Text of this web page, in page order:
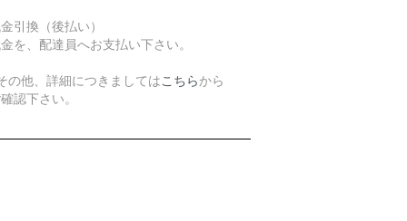
金引換（後払い）
を、配達員へお支払い下さい。
の他、詳細につきましてはこちらから
認下さい。